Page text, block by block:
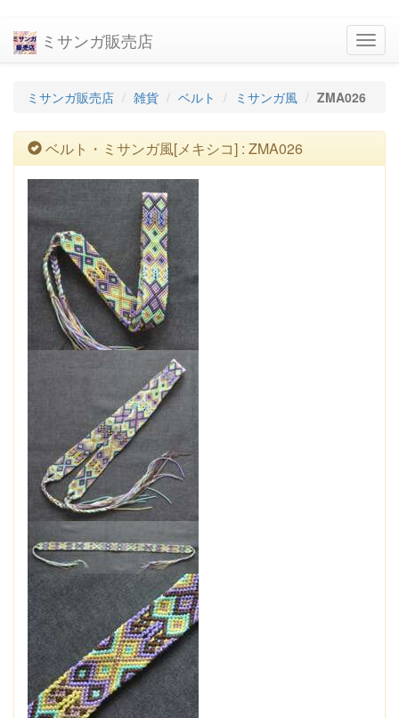
ミサンガ販売店
ミサンガ販売店 雑貨 ベルト ミサンガ風 ZMA026
ベルト・ミサンガ風[メキシコ] : ZMA026